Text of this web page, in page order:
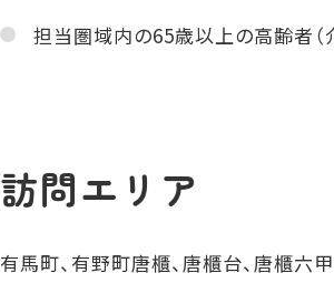
担当圏域内の65歳以上の高齢者
訪問エリア
有馬町、有野町唐櫃、唐櫃台、唐櫃六